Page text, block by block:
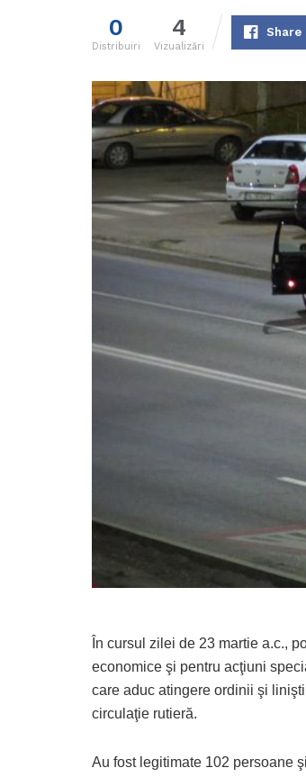
0
Distribuiri
4
Vizualizări
Share
În cursul zilei de 23 martie a.c.,
economice şi pentru acţiuni
care aduc atingere ordinii şi
circulaţie rutieră.
Au fost legitimate 102 persoane